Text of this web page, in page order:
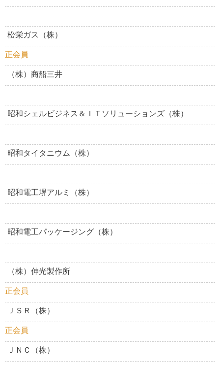
松栄ガス（株）
正会員
（株）商船三井
昭和シェルビジネス＆ＩＴソリューションズ（株）
昭和タイタニウム（株）
昭和電工堺アルミ（株）
昭和電工パッケージング（株）
（株）伸光製作所
正会員
ＪＳＲ（株）
正会員
ＪＮＣ（株）